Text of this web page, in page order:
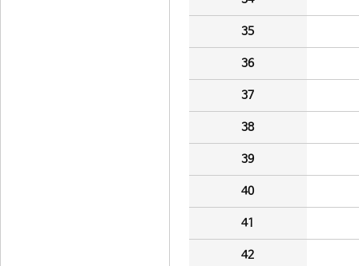
35
36
37
38
39
40
41
42